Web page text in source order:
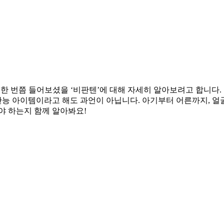
번쯤 들어보셨을 ‘비판텐’에 대해 자세히 알아보려고 합니다.
아이템이라고 해도 과언이 아닙니다. 아기부터 어른까지, 얼
하는지 함께 알아봐요!